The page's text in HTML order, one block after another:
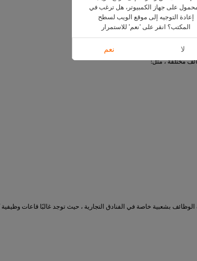
مختلفة ، مثل:
بشعبية خاصة في الفنادق التجارية ، حيث توجد غالبًا قاعات
على جهاز الكمبيوتر، هل ترغب في
إعادة التوجيه إلى موقع الويب لسطح
المكتب؟ انقر على 'نعم' للاستمرار
لا نعم